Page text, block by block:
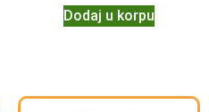
Dodaj u korpu